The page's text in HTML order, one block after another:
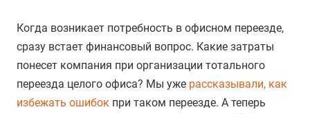
Когда возникает потребность в офисном переезде,
сразу встает финансовый вопрос. Какие затраты
понесет компания при организации тотального
переезда целого офиса? Мы уже рассказывали, как
избежать ошибок при таком переезде. А теперь